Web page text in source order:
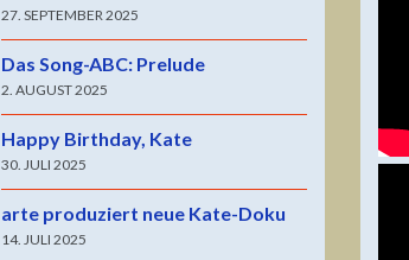
27. SEPTEMBER 2025
Das Song-ABC: Prelude
2. AUGUST 2025
Happy Birthday, Kate
30. JULI 2025
arte produziert neue Kate-Doku
14. JULI 2025